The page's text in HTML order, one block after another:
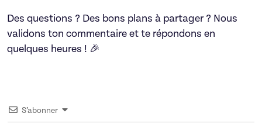
Des questions ? Des bons plans à partager ? Nous
validons ton commentaire et te répondons en
quelques heures ! 🎉
S’abonner